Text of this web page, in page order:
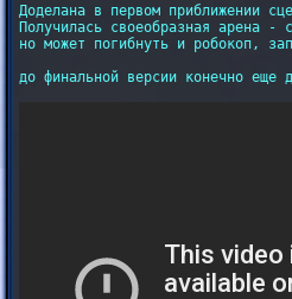
Доделана в первом приближении
Получилась своеобразная арена -
но может погибнуть и робокоп,
до финальной версии конечно